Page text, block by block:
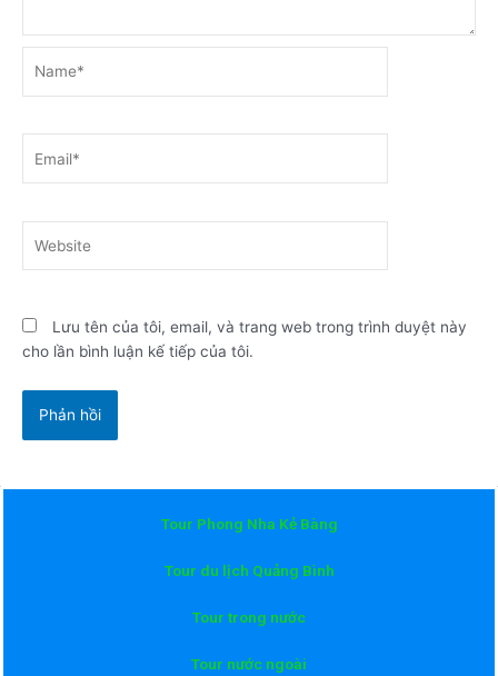
Lưu tên của tôi, email, và trang web trong trình duyệt này
cho lần bình luận kế tiếp của tôi.
Tour Phong Nha Kẻ Bàng
Tour du lịch Quảng Bình
Tour trong nước
Tour nước ngoài